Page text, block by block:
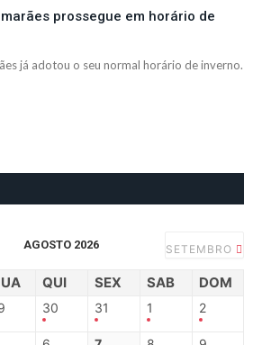
prossegue em horário de
já adotou o seu normal horário de inverno.
AGOSTO 2026 SETEMBRO
QUI SEX SAB DOM
30 31 1 2